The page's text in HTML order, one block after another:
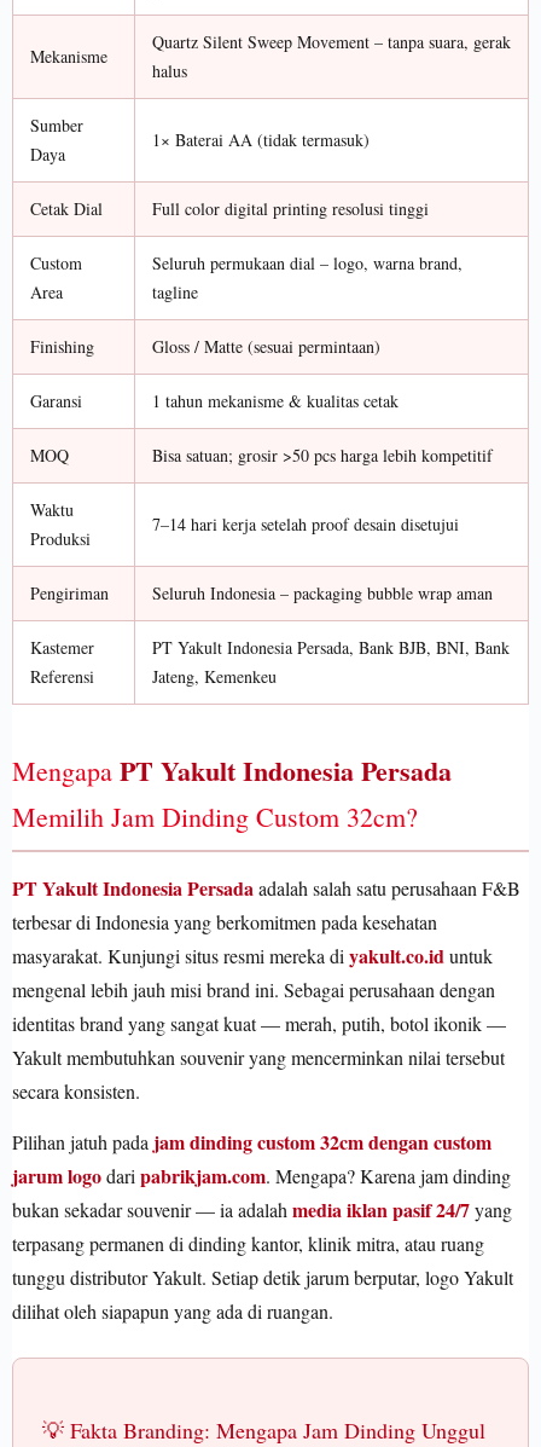
Mekanisme
Quartz Silent Sweep Movement – tanpa suara, gerak
halus
Sumber
Daya
1× Baterai AA (tidak termasuk)
Cetak Dial Full color digital printing resolusi tinggi
Custom
Area
Seluruh permukaan dial – logo, warna brand,
tagline
Finishing Gloss / Matte (sesuai permintaan)
Garansi 1 tahun mekanisme & kualitas cetak
MOQ Bisa satuan; grosir >50 pcs harga lebih kompetitif
Waktu
Produksi
7–14 hari kerja setelah proof desain disetujui
Pengiriman Seluruh Indonesia – packaging bubble wrap aman
Kastemer
Referensi
PT Yakult Indonesia Persada, Bank BJB, BNI, Bank
Jateng, Kemenkeu
Mengapa PT Yakult Indonesia Persada
Memilih Jam Dinding Custom 32cm?
PT Yakult Indonesia Persadaadalah salah satu perusahaan F&B
terbesar di Indonesia yang berkomitmen pada kesehatan
masyarakat. Kunjungi situs resmi mereka di yakult.co.iduntuk
mengenal lebih jauh misi brand ini. Sebagai perusahaan dengan
identitas brand yang sangat kuat — merah, putih, botol ikonik —
Yakult membutuhkan souvenir yang mencerminkan nilai tersebut
secara konsisten.
Pilihan jatuh pada jam dinding custom 32cm dengan custom
jarum logodari pabrikjam.com. Mengapa? Karena jam dinding
bukan sekadar souvenir — ia adalah media iklan pasif 24/7yang
terpasang permanen di dinding kantor, klinik mitra, atau ruang
tunggu distributor Yakult. Setiap detik jarum berputar, logo Yakult
dilihat oleh siapapun yang ada di ruangan.
💡 Fakta Branding: Mengapa Jam Dinding Unggul